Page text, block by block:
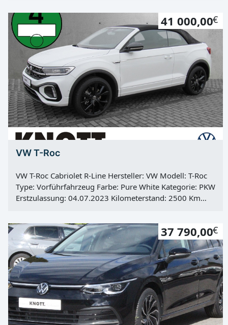
ccm Leistung: 147 KW / 200 PS Getriebe: Automatik
Antrieb: Frontantrieb Hu: 01.03.2026 Vorbesitzer: 1
41 000,00€
VW T-Roc
VW T-Roc Cabriolet R-Line Hersteller: VW Modell: T-Roc
Type: Vorführfahrzeug Farbe: Pure White Kategorie: PKW
Erstzulassung: 04.07.2023 Kilometerstand: 2500 Km
Automatik Antrieb: Frontantrieb Hu: 01.07.2026
Vorbesitzer: 1
37 790,00€